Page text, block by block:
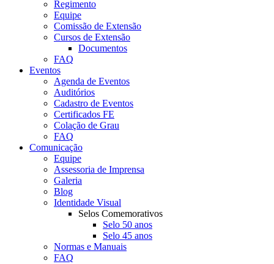
Regimento
Equipe
Comissão de Extensão
Cursos de Extensão
Documentos
FAQ
Eventos
Agenda de Eventos
Auditórios
Cadastro de Eventos
Certificados FE
Colação de Grau
FAQ
Comunicação
Equipe
Assessoria de Imprensa
Galeria
Blog
Identidade Visual
Selos Comemorativos
Selo 50 anos
Selo 45 anos
Normas e Manuais
FAQ